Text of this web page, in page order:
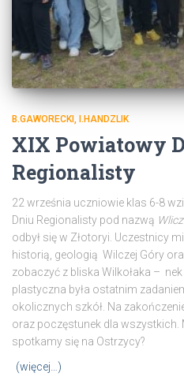
B.GAWORECKI, I.HANDZLIK
XIX Powiatowy
Regionalisty
22 września uczniowie klas 6-8
Dniu Regionalisty pod nazwą
odbył się w Złotoryi. Uczestnicy
historią, geologią Wilczej Góry
zobaczyć z bliska Wilkołaka –
plastyczna była ostatnim
okolicznych szkół. Na
oraz poczęstunek dla wszystkich.
spotkamy się na Ostrzycy?
(więcej…)